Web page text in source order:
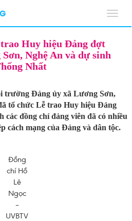
Huy hiệu Đảng đợt
Nghệ An và dự sinh
Nhất
trường Đảng ủy xã Lương Sơn,
tổ chức Lễ trao Huy hiệu Đảng
các đồng chí đảng viên đã có nhiều
cách mạng của Đảng và dân tộc.
Đồng
chí Hồ
Lê
Ngọc
–
UVBTV